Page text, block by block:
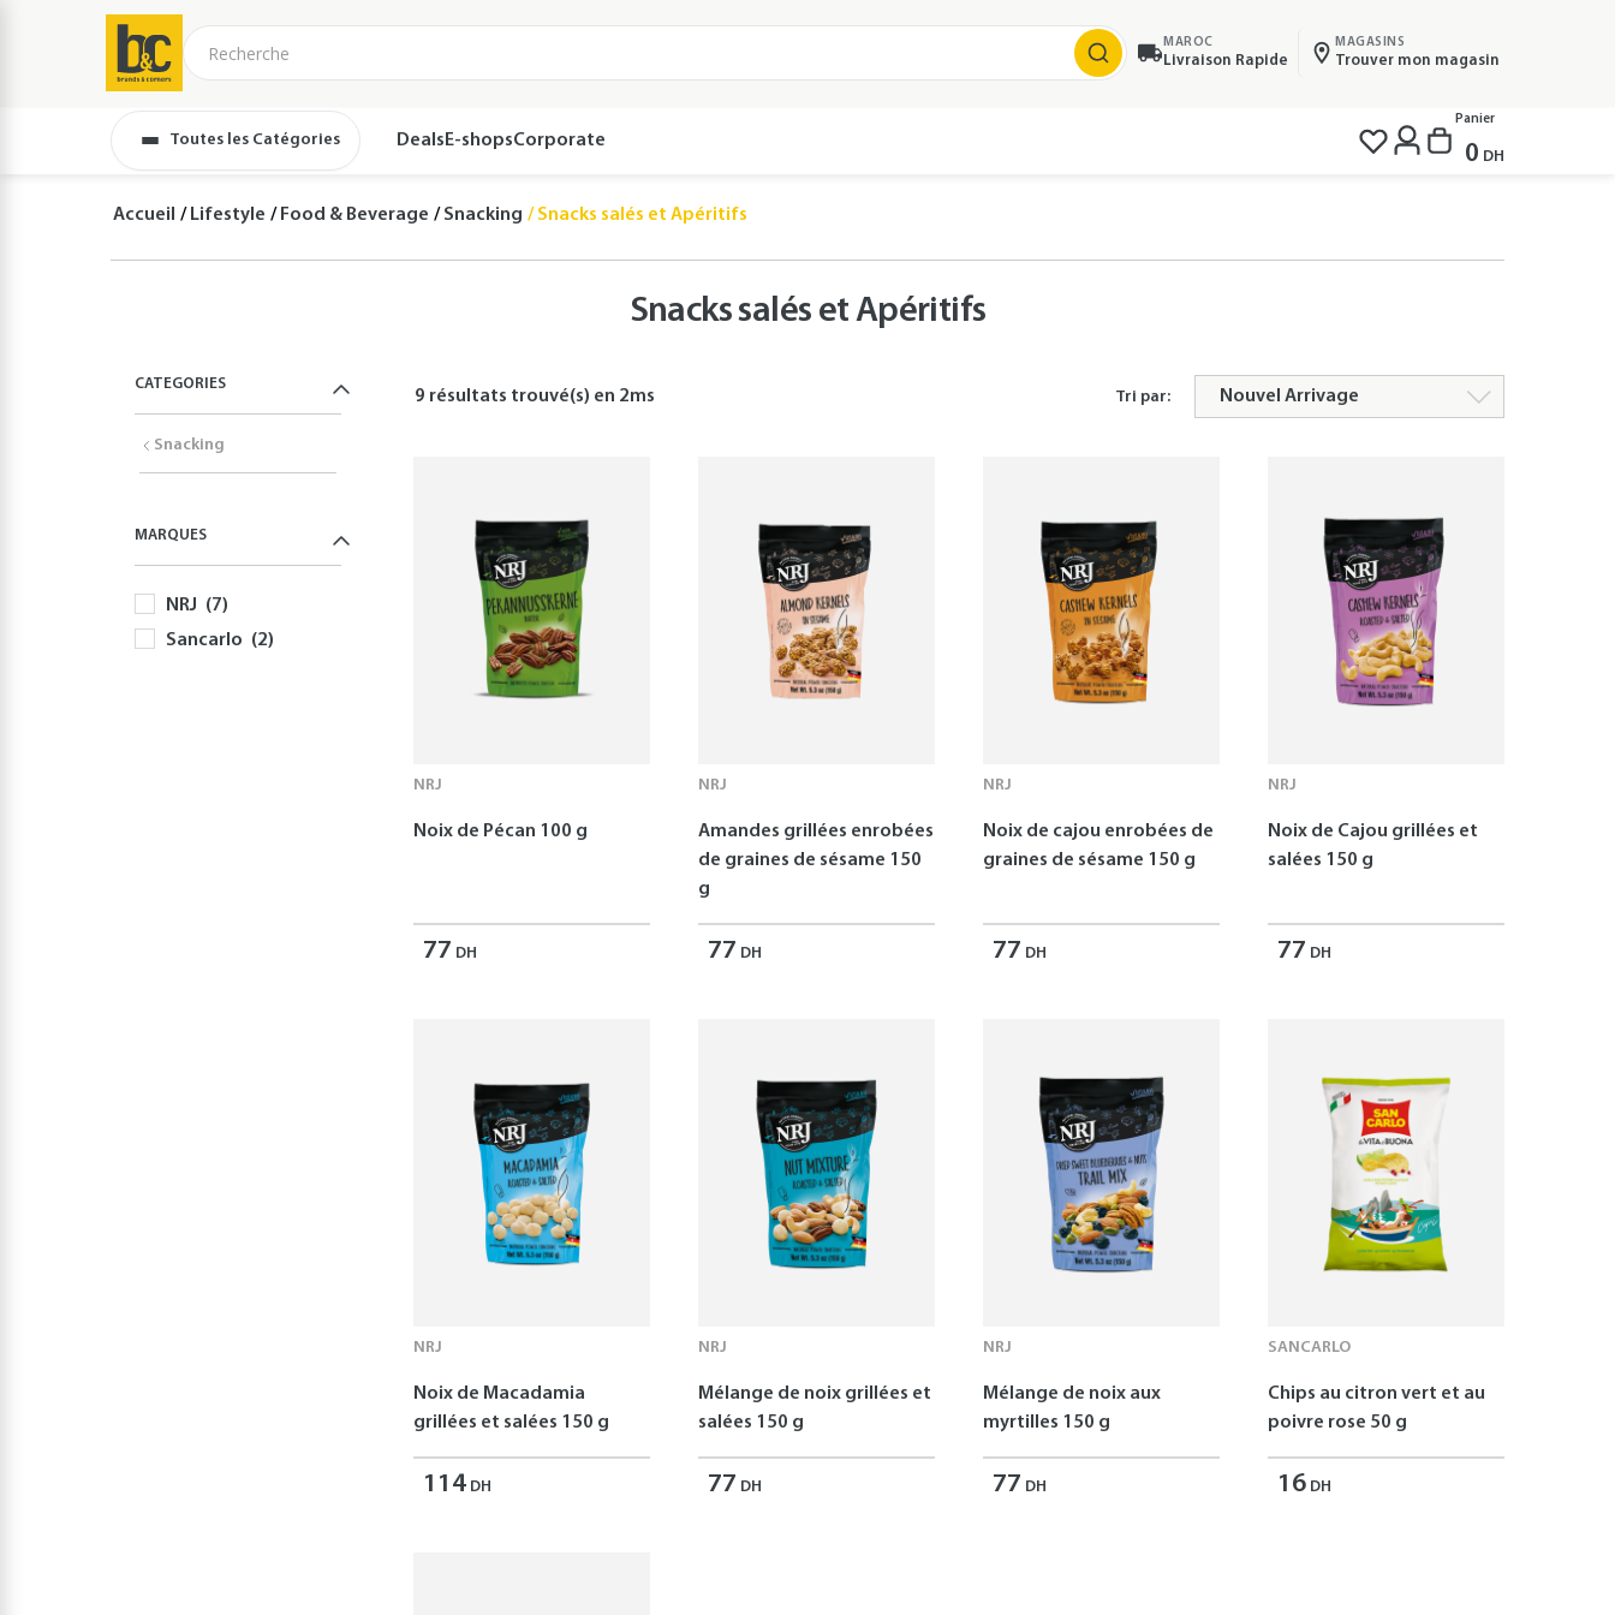
MAROC
Livraison Rapide
MAGASINS
Trouver mon magasin
Toutes les Catégories Deals E-shopsCorporate
Panier
0 DH
Accueil Lifestyle Food & Beverage Snacking Snacks salés et Apéritifs
Snacks salés et Apéritifs
CATEGORIES
Snacking
MARQUES
NRJ (7)
Sancarlo (2)
9 résultats trouvé(s) en 2ms Tri par:
NRJ
Noix de Pécan 100 g
77 DH
NRJ
Amandes grillées enrobées
de graines de sésame 150
g
77 DH
NRJ
Noix de cajou enrobées de
graines de sésame 150 g
77 DH
NRJ
Noix de Cajou grillées et
salées 150 g
77 DH
NRJ
Noix de Macadamia
grillées et salées 150 g
114 DH
NRJ
Mélange de noix grillées et
salées 150 g
77 DH
NRJ
Mélange de noix aux
myrtilles 150 g
77 DH
SANCARLO
Chips au citron vert et au
poivre rose 50 g
16 DH